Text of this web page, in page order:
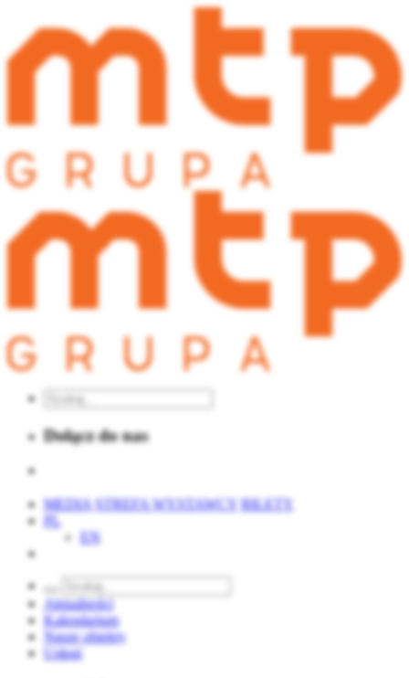
Dołącz do nas
MEDIA STREFA WYSTAWCY BILETY
PL
EN
Aktualności
Kalendarium
Nasze obiekty
Usługi